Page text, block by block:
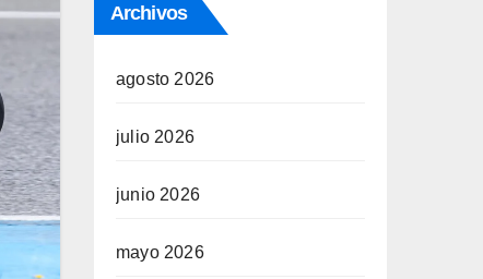
Archivos
agosto 2026
julio 2026
junio 2026
mayo 2026